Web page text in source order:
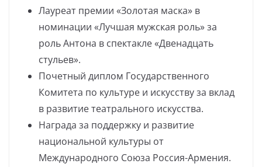
Лауреат премии «Золотая маска» в
номинации «Лучшая мужская роль» за
роль Антона в спектакле «Двенадцать
стульев».
Почетный диплом Государственного
Комитета по культуре и искусству за вклад
в развитие театрального искусства.
Награда за поддержку и развитие
национальной культуры от
Международного Союза Россия-Армения.